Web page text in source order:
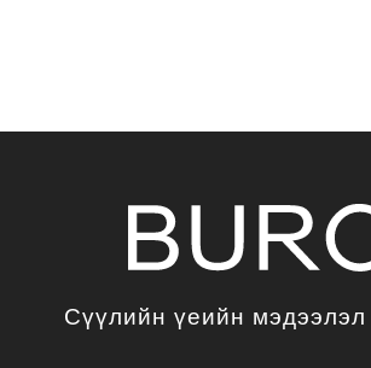
Сүүлийн үеийн мэдээлэл